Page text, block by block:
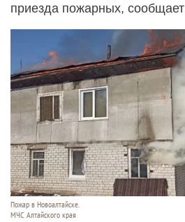
приезда пожарных, сообщает
Пожар в Новоалтайске.
МЧС Алтайского края